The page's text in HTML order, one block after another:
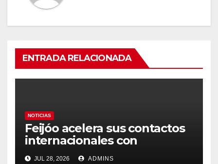
ENTRADA RELACIONADA
NOTICIAS
Feijóo acelera sus contactos
internacionales con
Latinoamérica como socio
JUL 28, 2026 ADMINS